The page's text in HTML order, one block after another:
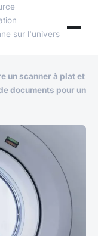
sur l'univers
un scanner à plat et
documents pour un